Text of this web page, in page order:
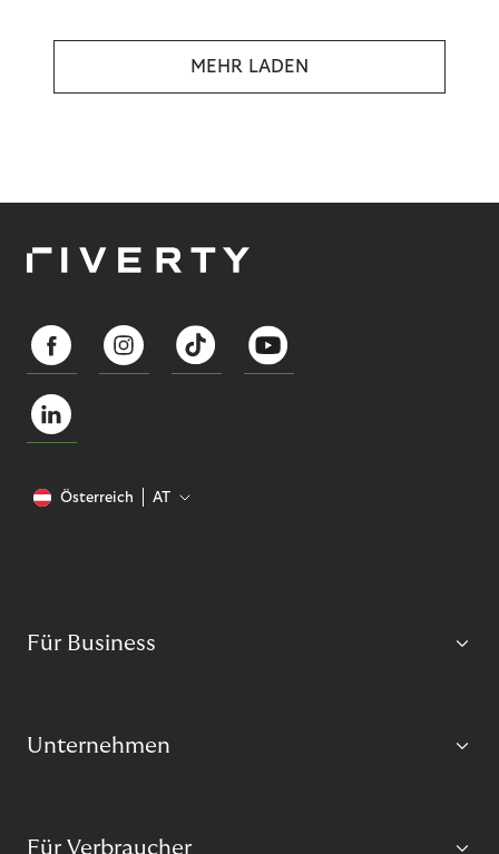
MEHR LADEN
Österreich AT
Für Business
Unternehmen
Für Verbraucher